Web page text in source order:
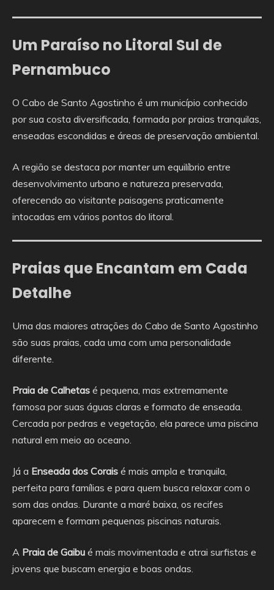
Um Paraíso no Litoral Sul de
Pernambuco
O Cabo de Santo Agostinho é um município conhecido
por sua costa diversificada, formada por praias tranquilas,
enseadas escondidas e áreas de preservação ambiental.
A região se destaca por manter um equilíbrio entre
desenvolvimento urbano e natureza preservada,
oferecendo ao visitante paisagens praticamente
intocadas em vários pontos do litoral.
Praias que Encantam em Cada
Detalhe
Uma das maiores atrações do Cabo de Santo Agostinho
são suas praias, cada uma com uma personalidade
diferente.
Praia de Calhetas é pequena, mas extremamente
famosa por suas águas claras e formato de enseada.
Cercada por pedras e vegetação, ela parece uma piscina
natural em meio ao oceano.
Já a Enseada dos Corais é mais ampla e tranquila,
perfeita para famílias e para quem busca relaxar com o
som das ondas. Durante a maré baixa, os recifes
aparecem e formam pequenas piscinas naturais.
A Praia de Gaibu é mais movimentada e atrai surfistas e
jovens que buscam energia e boas ondas.